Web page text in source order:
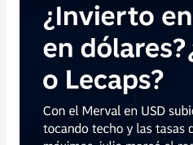
claves
julio:
Merval